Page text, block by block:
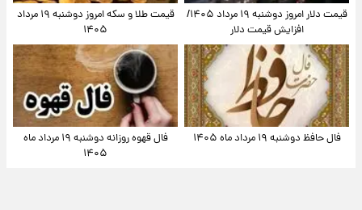
قیمت دلار امروز دوشنبه ۱۹ مرداد ۱۴۰۵/
افزایش قیمت دلار
قیمت طلا و سکه امروز دوشنبه ۱۹ مرداد
۱۴۰۵
فال حافظ دوشنبه ۱۹ مرداد ماه ۱۴۰۵
فال قهوه روزانه دوشنبه ۱۹ مرداد ماه
۱۴۰۵